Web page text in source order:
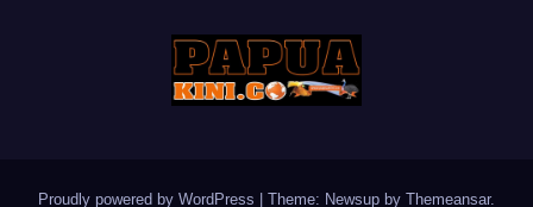
Proudly powered by WordPress Theme: Newsup by Themeansar.